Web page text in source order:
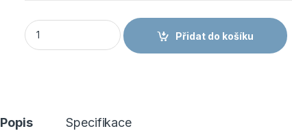
BENNON BAREFOOT RIVA BLACK - Barefoot obuv černá
Přidat do košíku
Popis Specifikace